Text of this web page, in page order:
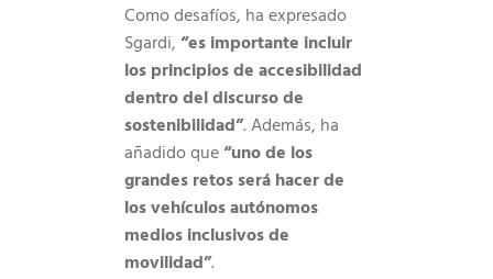
Como desafíos, ha expresado
Sgardi,“es importante incluir
los principios de accesibilidad
dentro del discurso de
sostenibilidad”. Además, ha
añadido que“uno de los
grandes retos será hacer de
los vehículos autónomos
medios inclusivos de
movilidad”.